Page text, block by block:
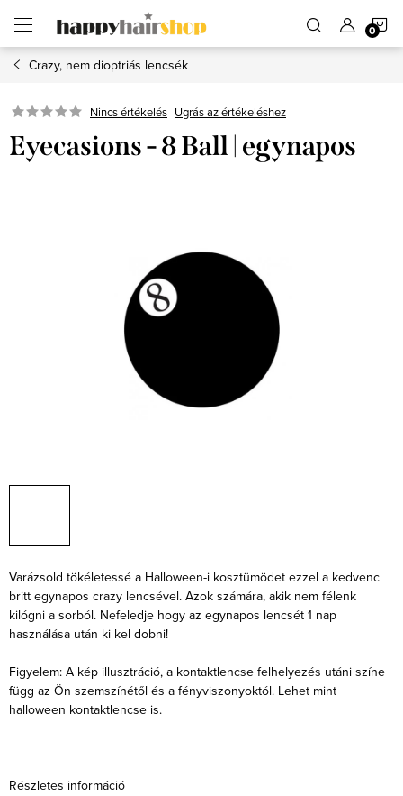
fő
tartalomhozCrazy, nem dioptriás lencsék
Nincs értékelés Ugrás az értékeléshez
Eyecasions - 8 Ball | egynapos
Varázsold tökéletessé a Halloween-i kosztümödet ezzel a kedvenc
britt egynapos crazy lencsével. Azok számára, akik nem félenk
kilógni a sorból. Nefeledje hogy az egynapos lencsét 1 nap
használása után ki kel dobni!
Figyelem: A kép illusztráció, a kontaktlencse felhelyezés utáni színe
függ az Ön szemszínétől és a fényviszonyoktól. Lehet mint
halloween kontaktlencse is.
Részletes információ